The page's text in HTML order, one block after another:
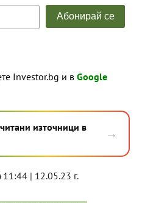
Investor.bg и в Google
източници в
→
11:44 | 12.05.23 г.